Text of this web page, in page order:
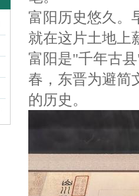
富阳历史悠久。
就在这片土地上
富阳是"千年古
春，东晋为避简
的历史。